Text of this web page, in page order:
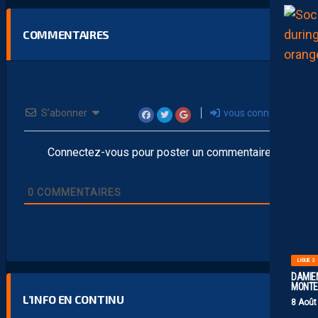
LIGUE 2
8
COMMENTAIRES
S’abonner vous connecter
Connectez-vous pour poster un commentaire
0 COMMENTAIRES
L’INFO EN CONTINU